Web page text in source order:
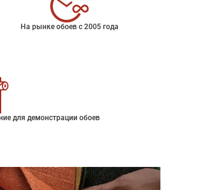
На рынке обоев с 2005 года
для демонстрации обоев